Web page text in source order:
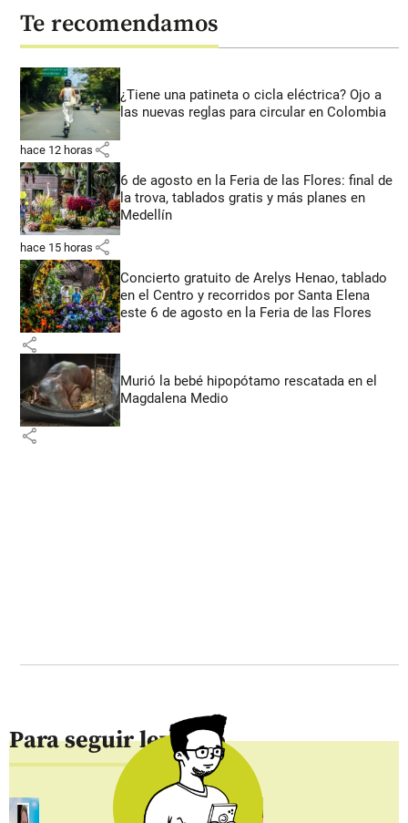
Te recomendamos
¿Tiene una patineta o cicla eléctrica? Ojo a
las nuevas reglas para circular en Colombia
hace 12 horas share
6 de agosto en la Feria de las Flores: final de
la trova, tablados gratis y más planes en
Medellín
hace 15 horas share
Concierto gratuito de Arelys Henao, tablado
en el Centro y recorridos por Santa Elena
este 6 de agosto en la Feria de las Flores
share
Murió la bebé hipopótamo rescatada en el
Magdalena Medio
share
Para seguir leyendo